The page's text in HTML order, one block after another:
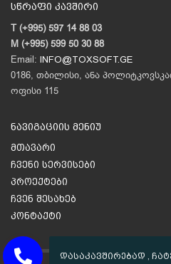
სწრაფი კავშირი
T (+995) 597 14 88 03
M (+995) 599 50 30 88
Email: INFO@TOXSOFT.GE
0186, თბილისი, ანა
ოფისი 115
ნავიგაციის მენიუ
მთავარი
ჩვენი სერვისები
პროექტები
ჩვენ შესახებ
კონტაქტი